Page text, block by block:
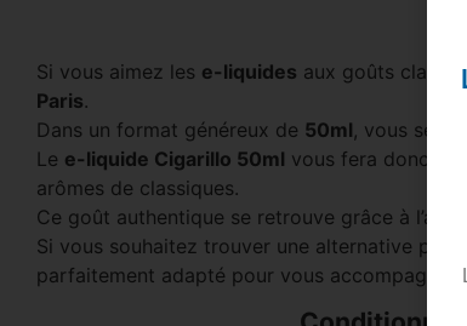
Si vous aimez les e-liquides aux goûts
Paris.
Dans un format généreux de 50ml, vous
Le e-liquide Cigarillo 50ml vous fera donc
arômes de classiques.
Ce goût authentique se retrouve grâce à
Si vous souhaitez trouver une alternative
parfaitement adapté pour vous accompagner.